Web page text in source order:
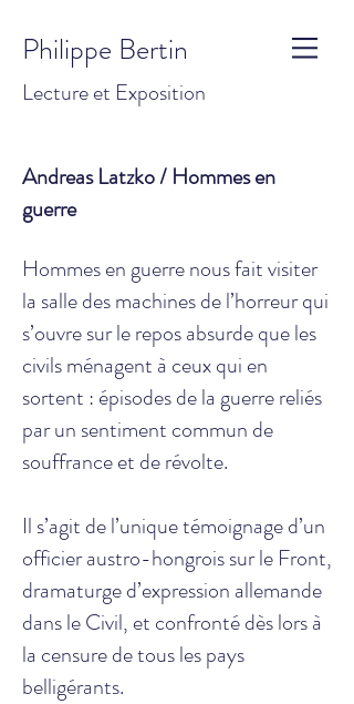
Philippe Bertin
Lecture et Exposition
Andreas Latzko / Hommes en
guerre
Hommes en guerre nous fait visiter
la salle des machines de l’horreur qui
s’ouvre sur le repos absurde que les
civils ménagent à ceux qui en
sortent : épisodes de la guerre reliés
par un sentiment commun de
souffrance et de révolte.
Il s’agit de l’unique témoignage d’un
officier austro-hongrois sur le Front,
dramaturge d’expression allemande
dans le Civil, et confronté dès lors à
la censure de tous les pays
belligérants.